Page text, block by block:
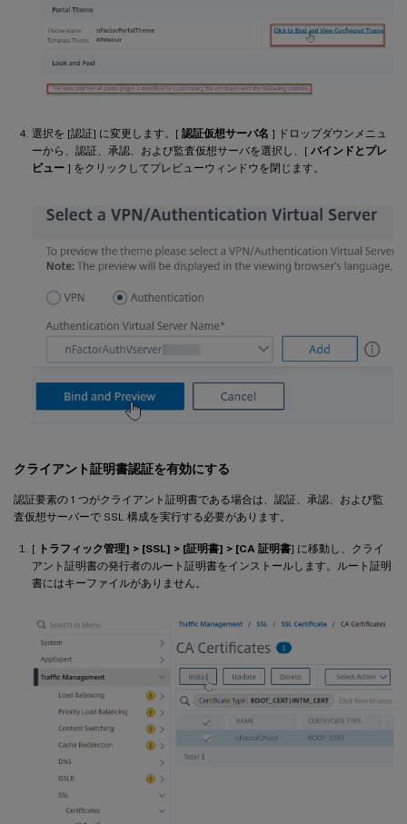
選択を [認証] に変更します。[ 認証仮想サーバ名 ] ドロップダウンメニュ
ーから、認証、承認、および監査仮想サーバを選択し、[ バインドとプレ
ビュー ] をクリックしてプレビューウィンドウを閉じます。
クライアント証明書認証を有効にする
認証要素の 1 つがクライアント証明書である場合は、認証、承認、および監
査仮想サーバーで SSL 構成を実行する必要があります。
[ トラフィック管理] > [SSL] > [証明書] > [CA 証明書] に移動し、クライ
アント証明書の発行者のルート証明書をインストールします。ルート証明
書にはキーファイルがありません。